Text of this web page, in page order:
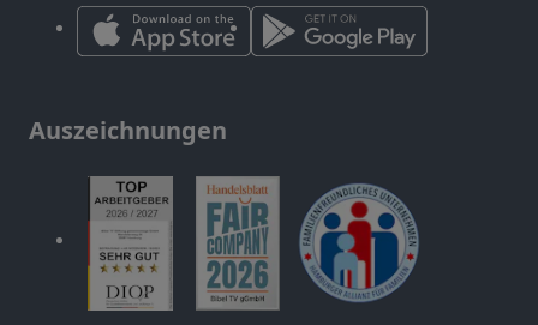
Auszeichnungen